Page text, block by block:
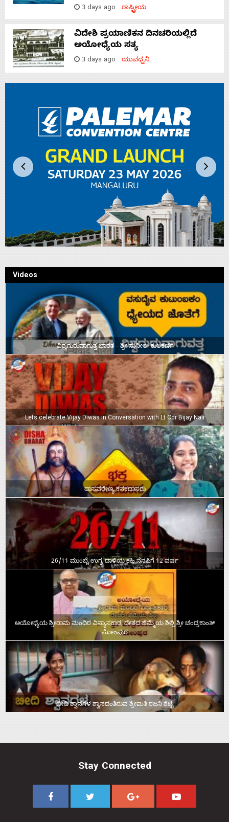
3 days ago ರಾಷ್ಟ್ರೀಯ
ವಿದೇಶಿ ಪ್ರಯಾಣಿಕನ ದಿನಚರಿಯಲ್ಲಿದೆ
ಅಯೋಧ್ಯೆಯ ಸತ್ಯ
3 days ago ಯುವಧ್ವನಿ
Videos
ವಿಶ್ವಗುರುವಾಗುತ್ತ ಭಾರತ – ಶ್ರೀ ಸುನೀಲ್‌ ಕುಲಕರ್ಣಿ
Lets celebrate Vijay Diwas in Conversation with Lt Cdr Bijay Nair
ದಾಸವರೇಣ್ಯ ಕನಕದಾಸರು
26/11 ಮುಂಬೈ ಉಗ್ರ ದಾಳಿಯ ಕಹಿ ನೆನಪಿಗೆ 12 ವರ್ಷ
ಅಯೋಧ್ಯೆಯ ಶ್ರೀರಾಮ ಮಂದಿರ ವಿನ್ಯಾಸಕಾರ, ದೇಶದ ಹೆಮ್ಮೆಯ ಶಿಲ್ಪಿ ಶ್ರೀ ಚಂದ್ರಕಾಂತ್‌
ಸೋಂಪುರ
ಬೀದಿ ಶ್ವಾನಗಳ ಶ್ವಾಸದಂತಿರುವ ಶ್ರೀಮತಿ ರಜನಿ ಶೆಟ್ಟಿ
Stay Connected